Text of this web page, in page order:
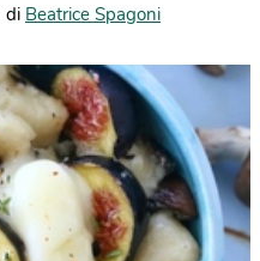
di Beatrice Spagoni